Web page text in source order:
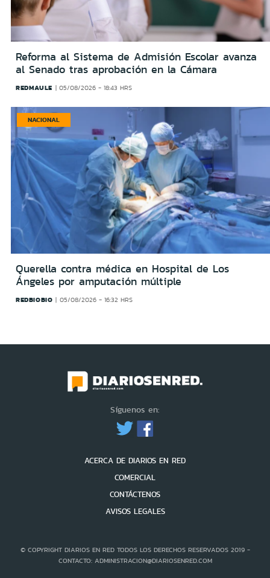
Reforma al Sistema de Admisión Escolar avanza
al Senado tras aprobación en la Cámara
REDMAULE 05/08/2026 - 18:43 HRS
NACIONAL
Querella contra médica en Hospital de Los
Ángeles por amputación múltiple
REDBIOBIO 05/08/2026 - 16:32 HRS
Síguenos en:
ACERCA DE DIARIOS EN RED
COMERCIAL
CONTÁCTENOS
AVISOS LEGALES
© COPYRIGHT DIARIOS EN RED TODOS LOS DERECHOS RESERVADOS 2019 -
CONTACTO: ADMINISTRACION@DIARIOSENRED.COM